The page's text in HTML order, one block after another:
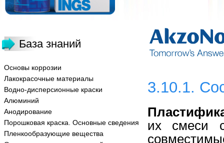
База знаний
Основы коррозии
Лакокрасочные материалы
Водно-дисперсионные краски
Алюминий
Анодирование
Порошковая краска. Основные сведения
Пленкообразующие вещества
3.10.1.
их смеси